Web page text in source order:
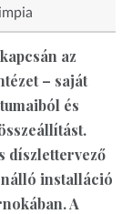
az
– saját
és
díszlettervező
installáció
A